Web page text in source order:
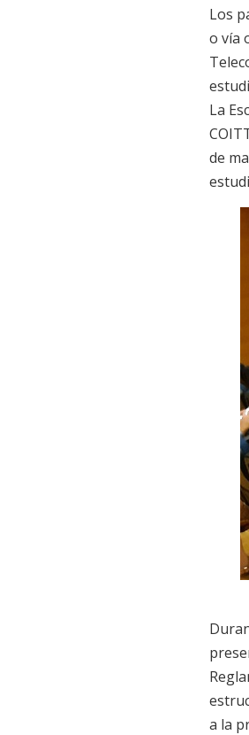
Los
o vía
La
de
a la